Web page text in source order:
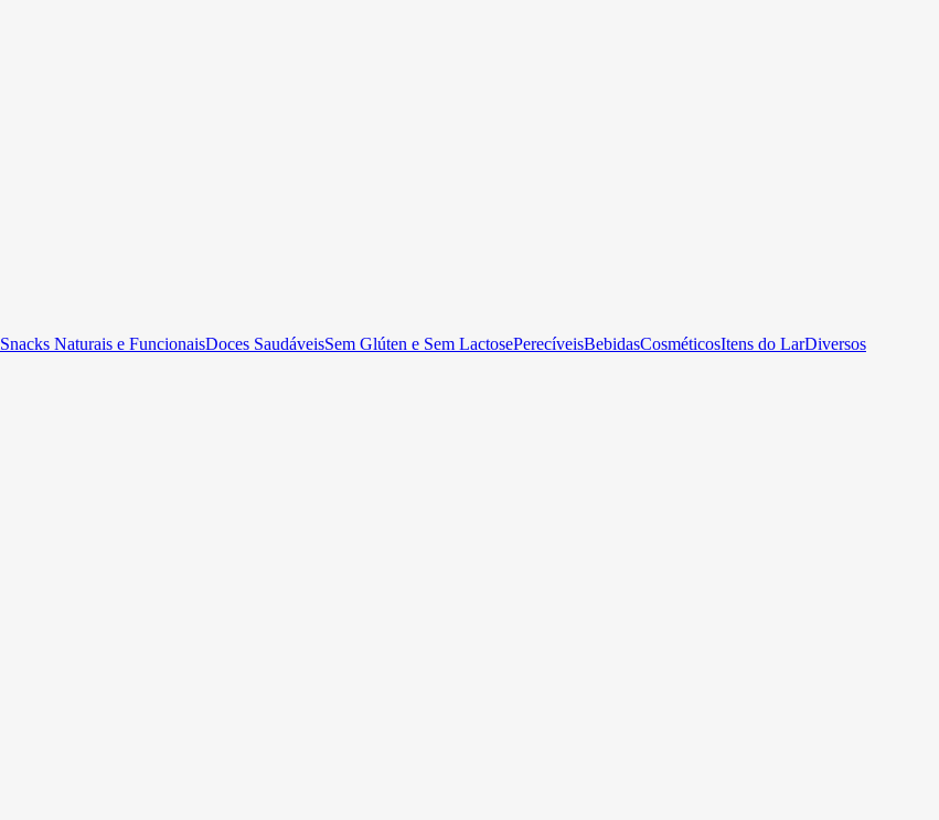
Snacks Naturais e FuncionaisDoces SaudáveisSem Glúten e Sem LactosePerecíveisBebidasCosméticosItens do LarDiversos